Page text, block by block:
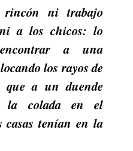
ni trabajo
a los chicos: lo
a una
los rayos de
a un duende
la colada en el
casas tenían en la